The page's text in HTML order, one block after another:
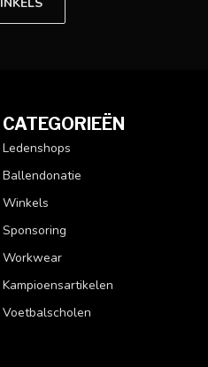
CATEGORIEËN
Ledenshops
Ballendonatie
Winkels
Sponsoring
Workwear
Kampioensartikelen
Voetbalscholen